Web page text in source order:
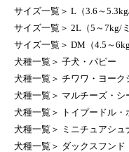
サイズ一覧 ＞ L（3.6～
サイズ一覧 ＞ 2L（5～7kg/
サイズ一覧 ＞ DM（4.5～
犬種一覧 ＞ 子犬・パピー
犬種一覧 ＞ チワワ・ヨーク
犬種一覧 ＞ マルチーズ・シ
犬種一覧 ＞
トイプードル・
犬種一覧 ＞
ミニチュアシュ
犬種一覧 ＞ ダックスフンド